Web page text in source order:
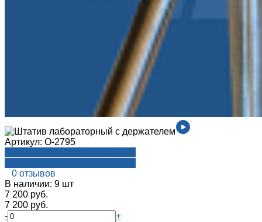
Артикул: О-2795
0 отзывов
В наличии: 9 шт
7 200 руб.
7 200 руб.
-
+